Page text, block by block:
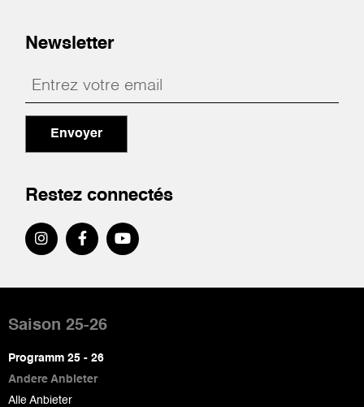
Newsletter
Envoyer
Restez connectés
de
page
Saison 25-26
Programm 25 - 26
Andere Anbieter
Alle Anbieter